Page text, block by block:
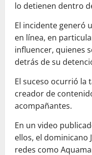
lo detienen dentro
El incidente generó
en línea, en
influencer, quienes
detrás de su
El suceso ocurrió la
creador de
acompañantes.
En un video
ellos, el dominicano
redes como